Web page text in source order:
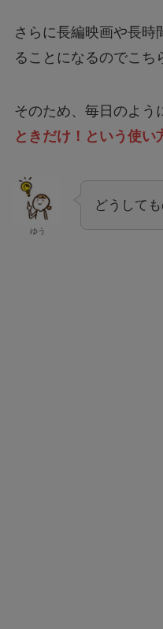
さらに長編映画や長時
ることになるのでこち
そのため、毎日のよう
ときだけ！という使い
ゆう
どうして